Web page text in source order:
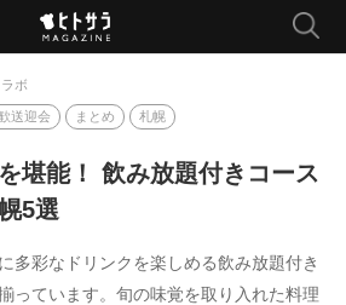
ボ
送迎会 まとめ 札幌
堪能！ 飲み放題付きコース
5選
多彩なドリンクを楽しめる飲み放題付き
っています。旬の味覚を取り入れた料理